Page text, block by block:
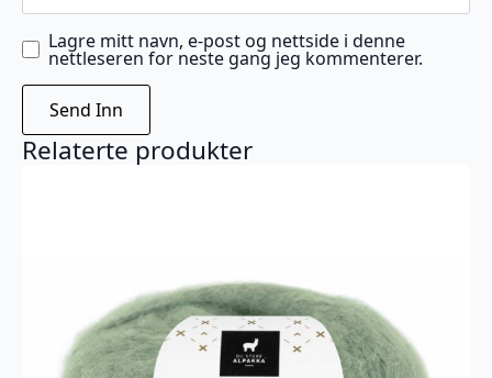
Lagre mitt navn, e-post og nettside i denne
nettleseren for neste gang jeg kommenterer.
Relaterte produkter